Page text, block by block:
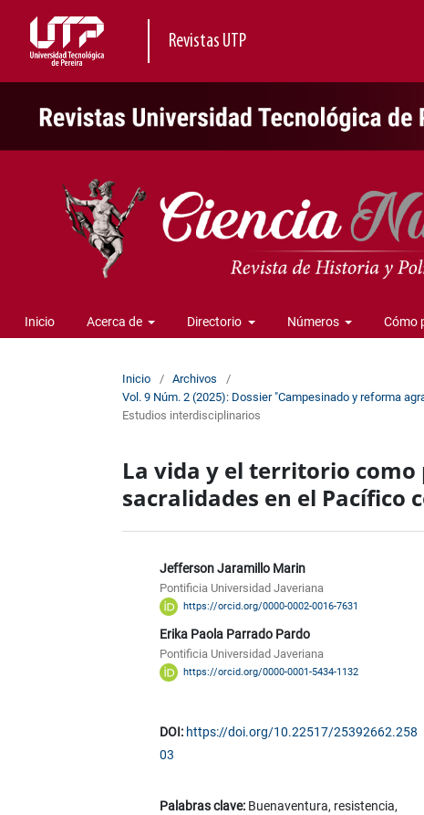
Revistas UTP
Inicio Acerca de Directorio Números Cómo
Inicio / Archivos
/
Vol. 9 Núm. 2 (2025): Dossier "Campesinado y reforma
Estudios interdisciplinarios
La vida y el territorio
sacralidades en el Pacífico
Jefferson Jaramillo Marin
Pontificia Universidad Javeriana
https://orcid.org/0000-0002-0016-7631
Erika Paola Parrado Pardo
Pontificia Universidad Javeriana
https://orcid.org/0000-0001-5434-1132
DOI: https://doi.org/10.22517/25392662.258
03
Palabras clave: Buenaventura, resistencia,